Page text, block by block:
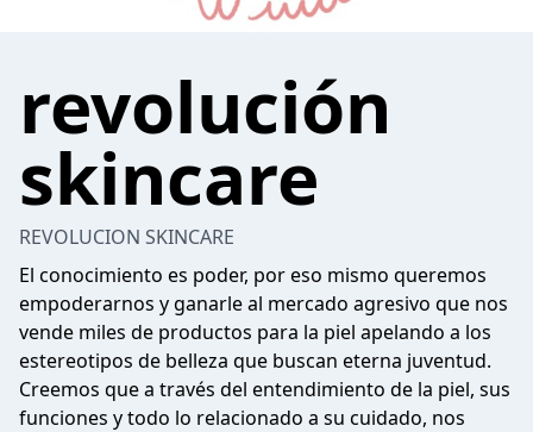
revolución
skincare
REVOLUCION SKINCARE
El conocimiento es poder, por eso mismo queremos
empoderarnos y ganarle al mercado agresivo que nos
vende miles de productos para la piel apelando a los
estereotipos de belleza que buscan eterna juventud.
Creemos que a través del entendimiento de la piel, sus
funciones y todo lo relacionado a su cuidado, nos